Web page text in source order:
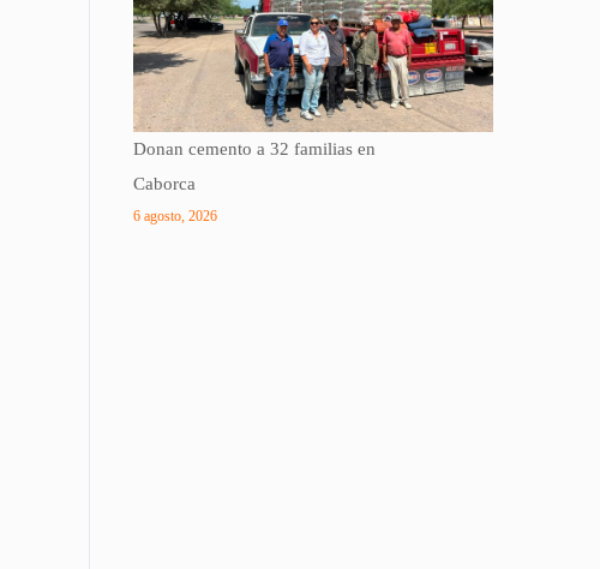
Donan cemento a 32 familias en
Caborca
6 agosto, 2026